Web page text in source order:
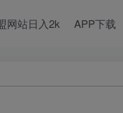
网站日入2k APP下载